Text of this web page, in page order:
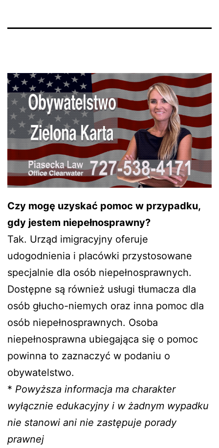
Czy mogę uzyskać pomoc w przypadku,
gdy jestem niepełnosprawny?
Tak. Urząd imigracyjny oferuje
udogodnienia i placówki przystosowane
specjalnie dla osób niepełnosprawnych.
Dostępne są również usługi tłumacza dla
osób głucho-niemych oraz inna pomoc dla
osób niepełnosprawnych. Osoba
niepełnosprawna ubiegająca się o pomoc
powinna to zaznaczyć w podaniu o
obywatelstwo.
* Powyższa informacja ma charakter
wyłącznie edukacyjny i w żadnym wypadku
nie stanowi ani nie zastępuje porady
prawnej